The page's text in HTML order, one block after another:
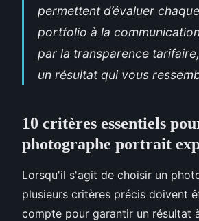
permettent d’évaluer
portfolio à la
par la transparence
un résultat qui vous
10 critères essentiels
photographe portrait
Lorsqu'il s'agit de choisir un
plusieurs critères précis doivent
compte pour garantir un résultat